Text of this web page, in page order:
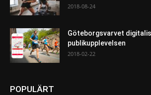
2018-08-24
Göteborgsvarvet
publikupplevelsen
2018-02-22
POPULÄRT